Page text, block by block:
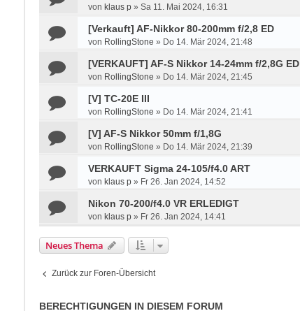
von klaus p» Sa 11. Mai 2024, 16:31
[Verkauft] AF-Nikkor 80-200mm f/2,8 ED
von RollingStone » Do 14. Mär 2024, 21:48
[VERKAUFT] AF-S Nikkor 14-24mm f/2,8G ED
von RollingStone » Do 14. Mär 2024, 21:45
[V] TC-20E III
von RollingStone » Do 14. Mär 2024, 21:41
[V] AF-S Nikkor 50mm f/1,8G
von RollingStone » Do 14. Mär 2024, 21:39
VERKAUFT Sigma 24-105/f4.0 ART
von klaus p» Fr 26. Jan 2024, 14:52
Nikon 70-200/f4.0 VR ERLEDIGT
von klaus p» Fr 26. Jan 2024, 14:41
Neues Thema
Zurück zur Foren-Übersicht
BERECHTIGUNGEN IN DIESEM FORUM